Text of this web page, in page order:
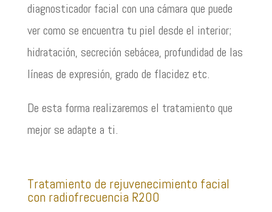
diagnosticador facial con una cámara que puede
ver como se encuentra tu piel desde el interior;
hidratación, secreción sebácea, profundidad de las
líneas de expresión, grado de flacidez etc.
De esta forma realizaremos el tratamiento que
mejor se adapte a ti.
Tratamiento de rejuvenecimiento facial
con radiofrecuencia R200